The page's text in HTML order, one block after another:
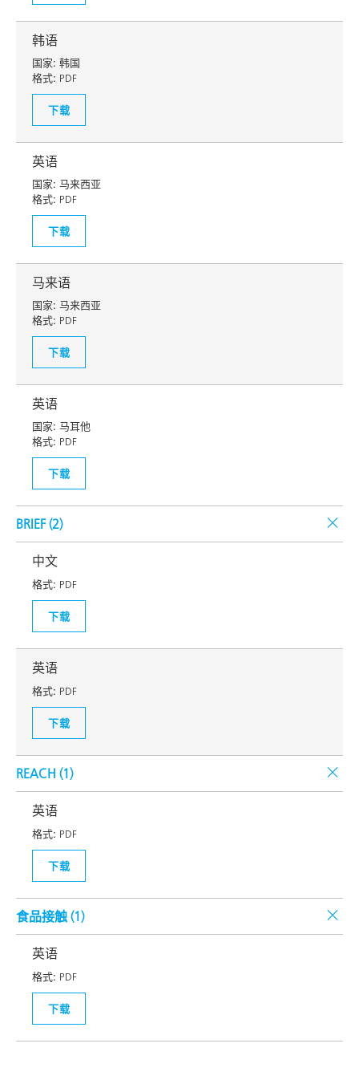
韩语
国家: 韩国
格式: PDF
下载
英语
国家: 马来西亚
格式: PDF
下载
马来语
国家: 马来西亚
格式: PDF
下载
英语
国家: 马耳他
格式: PDF
下载
BRIEF (2)
中文
格式: PDF
下载
英语
格式: PDF
下载
REACH (1)
英语
格式: PDF
下载
食品接触 (1)
英语
格式: PDF
下载